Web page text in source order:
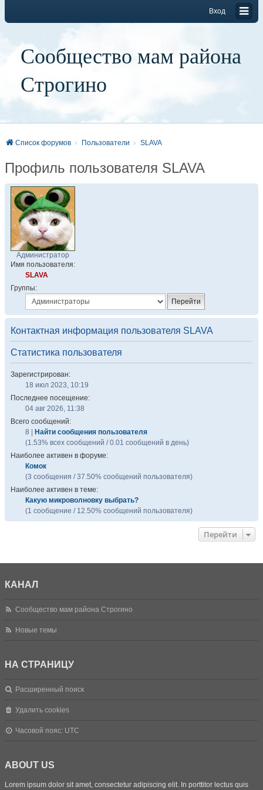
Вход
Сообщество мам района
Строгино
Список форумов Пользователи SLAVA
Профиль пользователя SLAVA
Администратор
Имя пользователя:
SLAVA
Группы:
Контактная информация пользователя SLAVA
Статистика пользователя
Зарегистрирован:
18 июл 2023, 10:19
Последнее посещение:
04 авг 2026, 11:38
Всего сообщений:
8 |
Найти сообщения пользователя
(1.53% всех сообщений / 0.01 сообщений в день)
Наиболее активен в форуме:
Комок
(3 сообщения / 37.50% сообщений пользователя)
Наиболее активен в теме:
Какую микроволновку выбрать?
(1 сообщение / 12.50% сообщений пользователя)
Перейти
КАНАЛ
Сообщество мам района Строгино
Новые темы
НА СТРАНИЦУ
Расширенный поиск
Удалить cookies
Часовой пояс: UTC
ABOUT US
Lorem ipsum dolor sit amet, consectetur adipiscing elit. In porttitor lectus quis